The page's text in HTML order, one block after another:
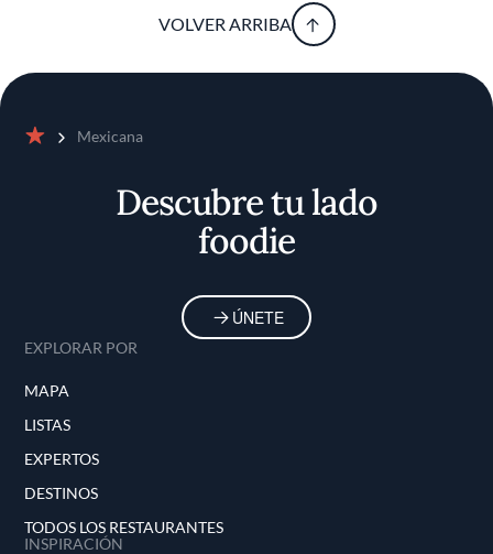
VOLVER ARRIBA
Mexicana
Descubre tu lado
foodie
ÚNETE
EXPLORAR POR
MAPA
LISTAS
EXPERTOS
DESTINOS
TODOS LOS RESTAURANTES
INSPIRACIÓN